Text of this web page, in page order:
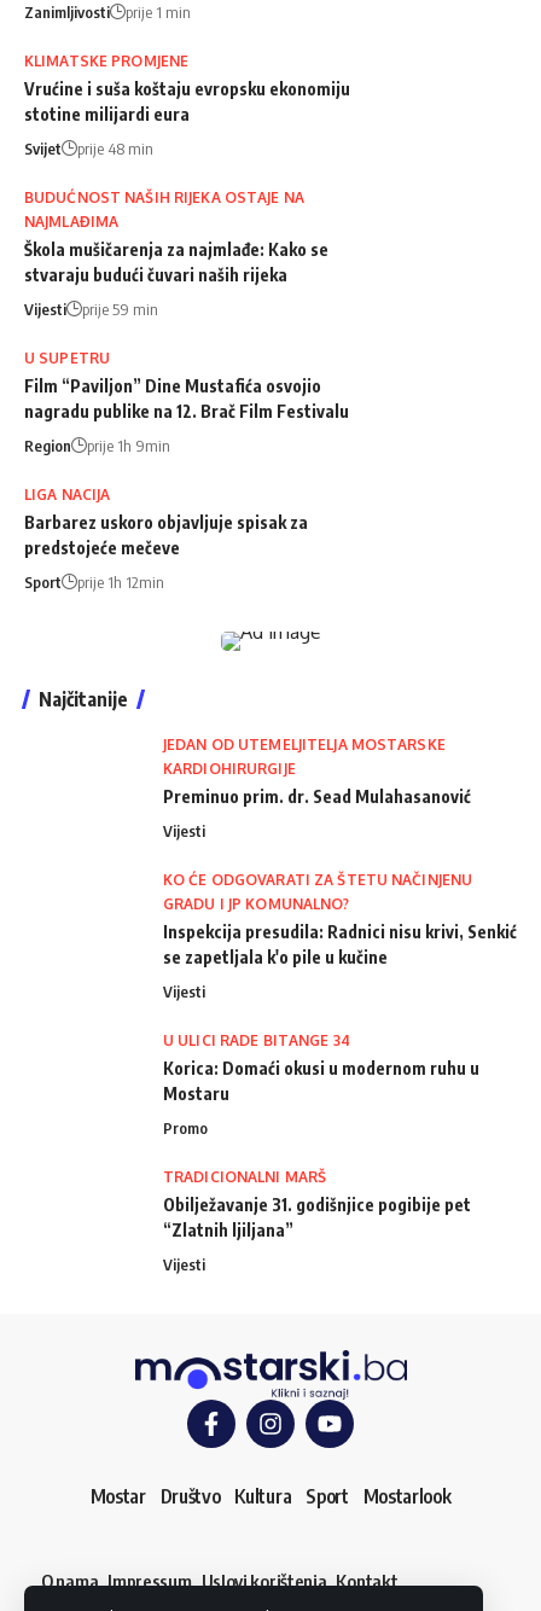
Zanimljivosti prije 1 min
KLIMATSKE PROMJENE
Vrućine i suša koštaju evropsku ekonomiju
stotine milijardi eura
Svijet prije 48 min
BUDUĆNOST NAŠIH RIJEKA OSTAJE NA
NAJMLAĐIMA
Škola mušičarenja za najmlađe: Kako se
stvaraju budući čuvari naših rijeka
Vijesti prije 59 min
U SUPETRU
Film “Paviljon” Dine Mustafića osvojio
nagradu publike na 12. Brač Film Festivalu
Region prije 1h 9min
LIGA NACIJA
Barbarez uskoro objavljuje spisak za
predstojeće mečeve
Sport prije 1h 12min
Najčitanije
JEDAN OD UTEMELJITELJA MOSTARSKE
KARDIOHIRURGIJE
Preminuo prim. dr. Sead Mulahasanović
Vijesti
KO ĆE ODGOVARATI ZA ŠTETU NAČINJENU
GRADU I JP KOMUNALNO?
Inspekcija presudila: Radnici nisu krivi, Senkić
se zapetljala k'o pile u kučine
Vijesti
U ULICI RADE BITANGE 34
Korica: Domaći okusi u modernom ruhu u
Mostaru
Promo
TRADICIONALNI MARŠ
Obilježavanje 31. godišnjice pogibije pet
“Zlatnih ljiljana”
Vijesti
Mostar Društvo Kultura Sport Mostarlook
O nama Impressum Uslovi korištenja Kontakt
Dojavi vijest